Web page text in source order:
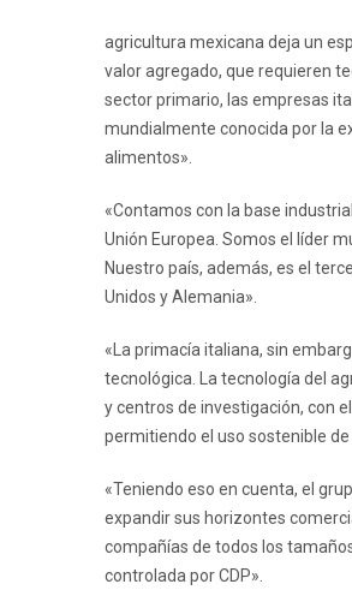
agricultura mexicana deja un
valor agregado, que requieren
sector primario, las empresas
mundialmente conocida por la
alimentos».
«Contamos con la base
Unión Europea. Somos el líder
Nuestro país, además, es el
Unidos y Alemania».
«La primacía italiana, sin
tecnológica. La tecnología del
y centros de investigación, con
permitiendo el uso sostenible de
«Teniendo eso en cuenta, el
expandir sus horizontes
compañías de todos los
controlada por CDP».